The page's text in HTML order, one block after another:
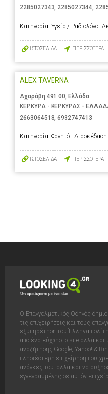
2285027343 2285027344
Κατηγορία: Υγεία / Ραδιολόγοι-
ΙΣΤΟΣΕΛΙΔΑ ΠΕΡΙΣΣΟΤΕΡΑ
ALEX TAVERNA
Αχαράβη 491 00, Ελλάδα
ΚΕΡΚΥΡΑ - ΚΕΡΚΥΡΑΣ -
2663064518, 6932747413
Κατηγορία: Φαγητό -
ΙΣΤΟΣΕΛΙΔΑ ΠΕΡΙΣΣΟΤΕΡΑ
Ο Επαγγελματικός Οδηγός
τις επιχειρήσεις και τους
εξυπηρέτηση του Έλληνα
από ένα εύχρηστο site αλλά
αναζήτησης Google, Yahoo! &
πλησιέστερη επιχείρηση που
ανάγκες του, αλλά και να
εγγεγραμμένης σε αυτόν